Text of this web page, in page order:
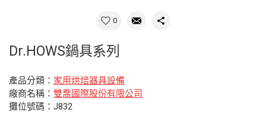
0
Dr.HOWS鍋具系列
產品分類： 家用烘焙器具設備
廠商名稱： 雙喬國際股份有限公司
攤位號碼：J832